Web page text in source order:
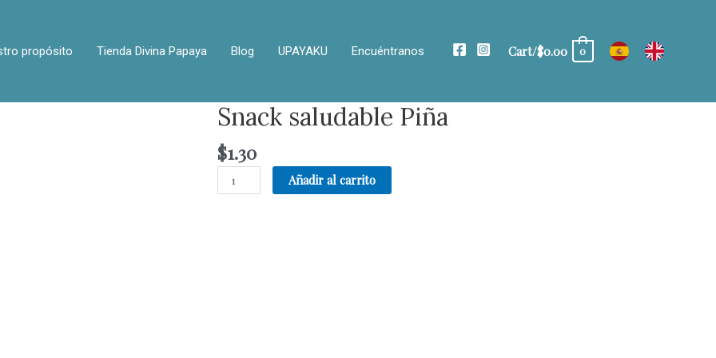
propósito Tienda Divina Papaya Blog UPAYAKU Encuéntranos Cart/$0.00 0
Snack saludable Piña
$1.30
Añadir al carrito